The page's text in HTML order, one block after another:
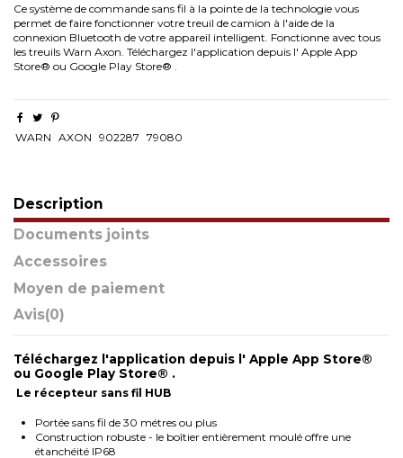
Ce système de commande sans fil à la pointe de la technologie vous
permet de faire fonctionner votre treuil de camion à l'aide de la
connexion Bluetooth de votre appareil intelligent. Fonctionne avec tous
les treuils Warn Axon. Téléchargez l'application depuis l' Apple App
Store® ou Google Play Store® .
WARN AXON 902287 79080
Description
Documents joints
Accessoires
Moyen de paiement
Avis(0)
Téléchargez l'application depuis l' Apple App Store®
ou Google Play Store® .
Le récepteur sans fil HUB
Portée sans fil de 30 métres ou plus
Construction robuste - le boîtier entièrement moulé offre une
étanchéité IP68